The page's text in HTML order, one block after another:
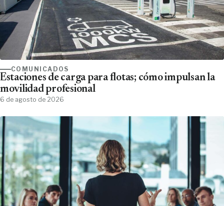
COMUNICADOS
Estaciones de carga para flotas; cómo impulsan la
movilidad profesional
6 de agosto de 2026